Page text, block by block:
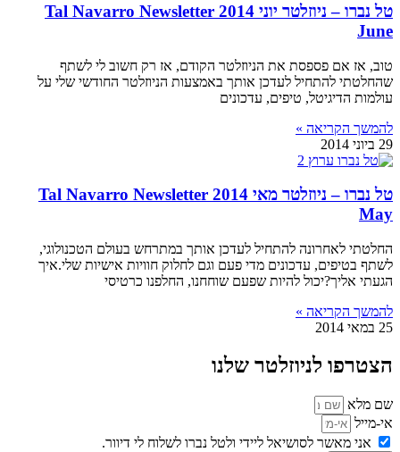
טל נברו – ניוזלטר יוני 2014 Tal Navarro Newsletter
June
טוב, אז אם פספסת את הניוזלטר הקודם, אז רק חשוב לי לשתף
שהחלטתי להתחיל לעדכן אותך באמצעות הניוזלטר החודשי שלי על
עולמות הדיגיטל, טיפים, עדכונים
להמשך הקריאה »
29 ביוני 2014
טל נברו – ניוזלטר מאי 2014 Tal Navarro Newsletter
May
החלטתי לאחרונה להתחיל לעדכן אותך במתרחש בעולם הטכנולוגי,
לשתף בטיפים, עדכונים מדי פעם וגם לחלוק חוויות אישיות שלי.איך
הגעתי אליך?יכול להיות שפעם שוחחנו, החלפנו כרטיסי
להמשך הקריאה »
25 במאי 2014
הצטרפו לניוזלטר שלנו
שם מלא
אי-מייל
אני מאשר לסושיאל ליידי ולטל נברו לשלוח לי דיוור.